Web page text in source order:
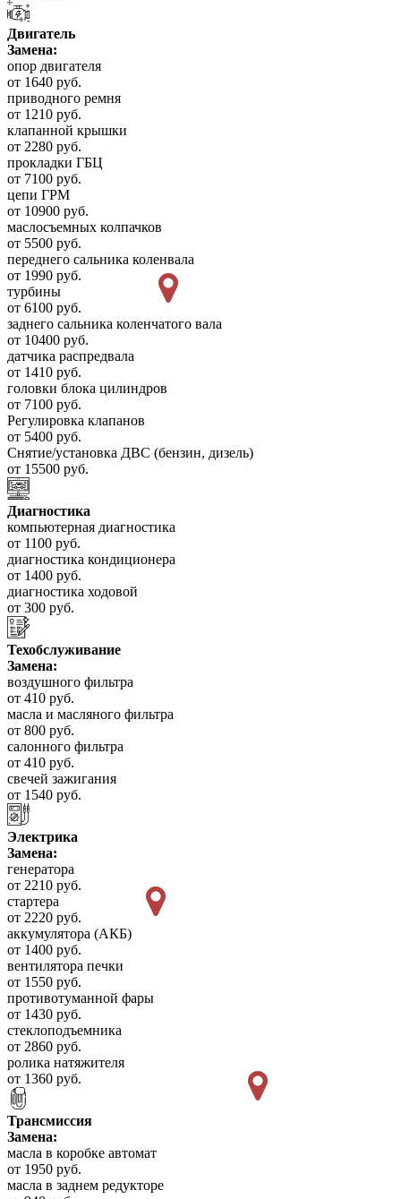
Двигатель
Замена:
опор двигателя
от 1640 руб.
приводного ремня
от 1210 руб.
клапанной крышки
от 2280 руб.
прокладки ГБЦ
от 7100 руб.
цепи ГРМ
от 10900 руб.
маслосъемных колпачков
от 5500 руб.
переднего сальника коленвала
от 1990 руб.
турбины
от 6100 руб.
заднего сальника коленчатого вала
от 10400 руб.
датчика распредвала
от 1410 руб.
головки блока цилиндров
от 7100 руб.
Регулировка клапанов
от 5400 руб.
Снятие/установка ДВС (бензин, дизель)
от 15500 руб.
Диагностика
компьютерная диагностика
от 1100 руб.
диагностика кондиционера
от 1400 руб.
диагностика ходовой
от 300 руб.
Техобслуживание
Замена:
воздушного фильтра
от 410 руб.
масла и масляного фильтра
от 800 руб.
салонного фильтра
от 410 руб.
свечей зажигания
от 1540 руб.
Электрика
Замена:
генератора
от 2210 руб.
стартера
от 2220 руб.
аккумулятора (АКБ)
от 1400 руб.
вентилятора печки
от 1550 руб.
противотуманной фары
от 1430 руб.
стеклоподъемника
от 2860 руб.
ролика натяжителя
от 1360 руб.
Трансмиссия
Замена:
масла в коробке автомат
от 1950 руб.
масла в заднем редукторе